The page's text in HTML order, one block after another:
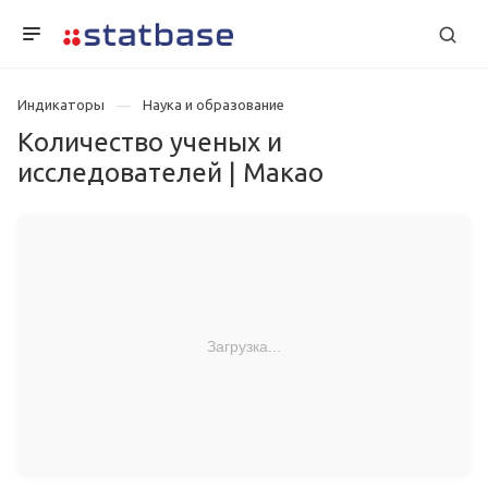
Индикаторы Наука и образование
Количество ученых и
исследователей | Макао
Загрузка...